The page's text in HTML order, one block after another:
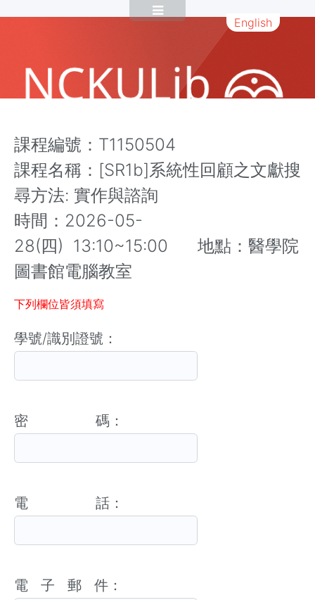
English
課程編號：T1150504
課程名稱：[SR1b]系統性回顧之文獻搜
尋方法: 實作與諮詢
時間：2026-05-
28(四) 13:10~15:00 地點：醫學院
圖書館電腦教室
下列欄位皆須填寫
學號/識別證號：
密 碼：
電 話：
電 子 郵 件：